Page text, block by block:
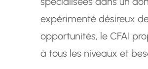
expérimenté désireux
opportunités, le CFAI
à tous les niveaux et